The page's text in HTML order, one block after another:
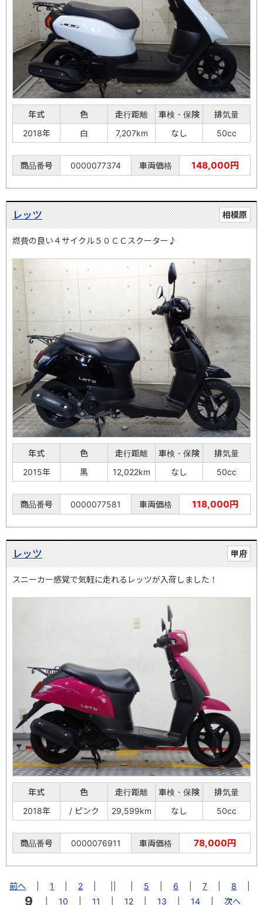
年式 色 走行距離 車検・保険
排気量
2018年
白 7,207km なし 50cc
商品番号 0000077374 車両価格 148,000円
相模原
レッツ
燃費の良い４サイクル５０ＣＣスクーター♪
年式 色 走行距離 車検・保険
排気量
2015年
黒 12,022km なし 50cc
商品番号 0000077581 車両価格 118,000円
甲府
レッツ
スニーカー感覚で気軽に走れるレッツが入荷しました！
年式 色 走行距離 車検・保険
排気量
2018年
/ ピンク 29,599km なし 50cc
商品番号 0000076911 車両価格 78,000円
前へ 1 2 5 6 7 8
9 10 11 12 13 14 次へ